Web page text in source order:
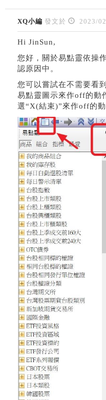
XQ小編 發文於 2023/
Hi JinSun,
您好，關於易點靈依操
認原因中。
您可以嘗試在不需要看
易點靈圖示來作off的動
選“X(結束)”來作off的